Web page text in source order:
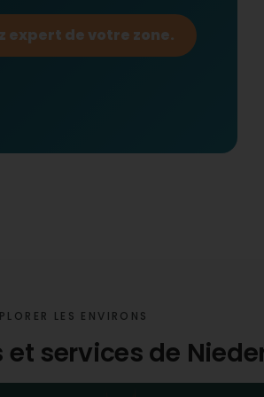
expert de votre zone.
LES ENVIRONS
services de